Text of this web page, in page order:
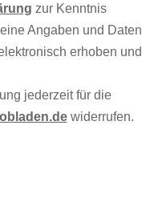
zur Kenntnis
Angaben und Daten
erhoben und
jederzeit für die
widerrufen.